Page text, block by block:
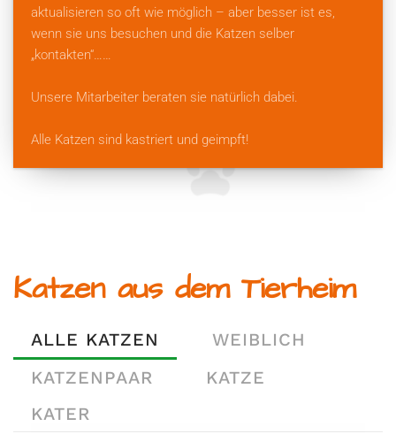
aktualisieren so oft wie möglich – aber besser ist es,
wenn sie uns besuchen und die Katzen selber
„kontakten“……
Unsere Mitarbeiter beraten sie natürlich dabei.
Alle Katzen sind kastriert und geimpft!
Katzen aus dem Tierheim
ALLE KATZEN
WEIBLICH
KATZENPAAR
KATZE
KATER